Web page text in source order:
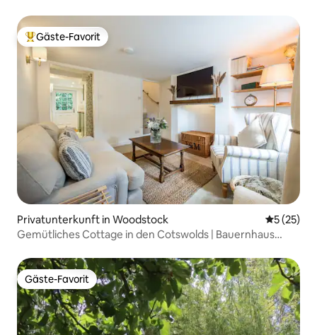
Beliebter Gäste-Favorit.
Gäste-Favorit
Privatunterkunft in Woodstock
5 (25)
Gemütliches Cottage in den Cotswolds | Bauernhaus
Gäste-Favorit
Gäste-Favorit